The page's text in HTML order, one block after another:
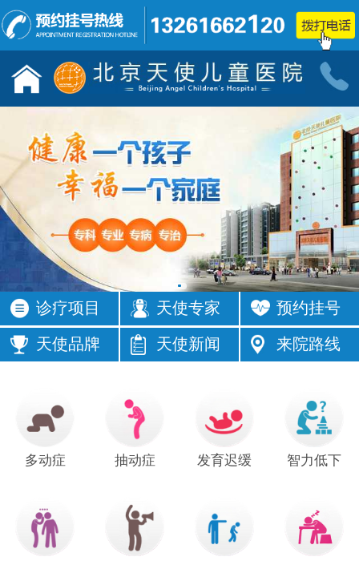
儿童发育行为科门诊
多动症 抽动症
发育迟缓
语言障碍
遗尿症
铅中毒
学习困难
注意力不集
中
按症状
活动过多 频繁眨眼
发育落后
成绩差
小儿神经
按病种
智力低下
智力发育
缓
四肢抽搐
按症状
常流口水
诊疗项目 天使专家 预约挂号
天使品牌 天使新闻 来院路线
多动症 抽动症 发育迟缓 智力低下